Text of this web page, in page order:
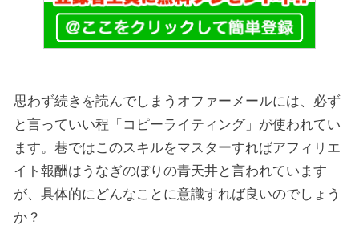
思わず続きを読んでしまうオファーメールには、必ず
と言っていい程「コピーライティング」が使われてい
ます。巷ではこのスキルをマスターすればアフィリエ
イト報酬はうなぎのぼりの青天井と言われています
が、具体的にどんなことに意識すれば良いのでしょう
か？